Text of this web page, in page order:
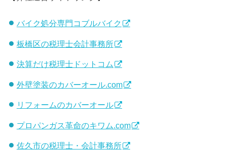
バイク処分専門コブルバイク
板橋区の税理士会計事務所
決算だけ税理士ドットコム
外壁塗装のカバーオール.com
リフォームのカバーオール
プロパンガス革命のキワム.com
佐久市の税理士・会計事務所